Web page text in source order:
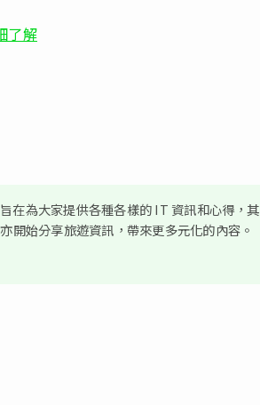
了解
在為大家提供各種各樣的 IT 資訊和心得，
開始分享旅遊資訊，帶來更多元化的內容。